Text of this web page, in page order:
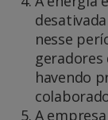
nesse
havendo
A